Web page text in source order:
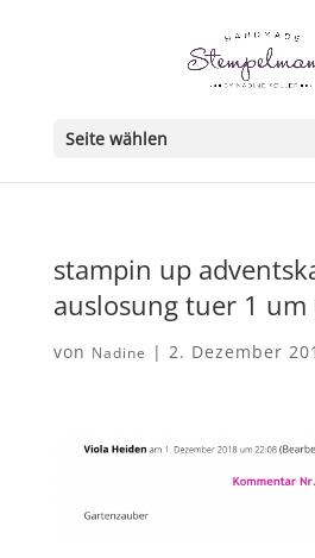
Seite wählen
stampin up
auslosung tuer 1 um
von Nadine | 2. Dezember